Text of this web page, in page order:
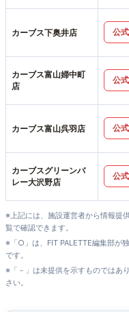
カーブス下奥井店 公式
カーブス富山婦中町
店
公式
カーブス富山呉羽店 公式
カーブスグリーンバ
レー大沢野店
公式
※上記には、施設運営者から情報提
覧で確認できます。
※「○」は、FIT PALETTE編集部が
です。
※「－」は未提供を示すものではあ
さい。